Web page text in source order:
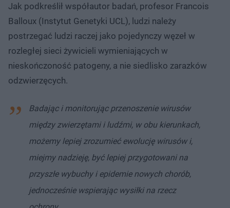
Jak podkreślił współautor badań, profesor Francois
Balloux (Instytut Genetyki UCL), ludzi należy
postrzegać ludzi raczej jako pojedynczy węzeł w
rozległej sieci żywicieli wymieniających w
nieskończoność patogeny, a nie siedlisko zarazków
odzwierzęcych.
Badając i monitorując przenoszenie wirusów
między zwierzętami i ludźmi, w obu kierunkach,
możemy lepiej zrozumieć ewolucję wirusów i,
miejmy nadzieję, być lepiej przygotowani na
przyszłe wybuchy i epidemie nowych chorób,
jednocześnie wspierając wysiłki na rzecz